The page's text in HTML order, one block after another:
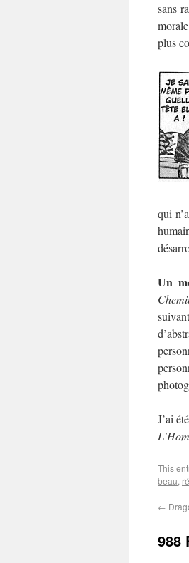
sans
plus
qui
Un
J’ai
This
beau,
←
988